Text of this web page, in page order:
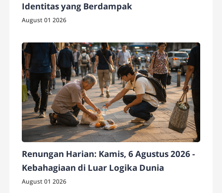
Identitas yang Berdampak
August 01 2026
Renungan Harian: Kamis, 6 Agustus 2026 -
Kebahagiaan di Luar Logika Dunia
August 01 2026